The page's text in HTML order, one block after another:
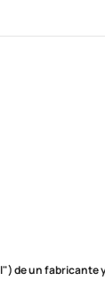
de un fabricante